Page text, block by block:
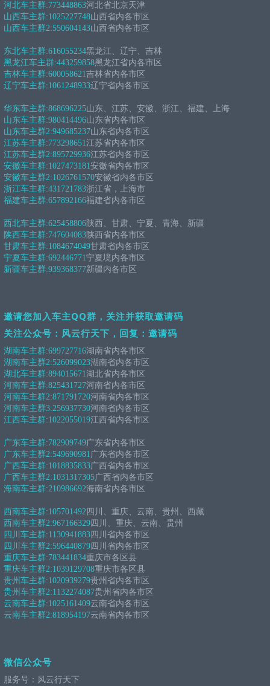
河北车主群:773448863河北省北京天津
山西车主群:1025227748山西省内各市区
山西车主群2:550604143山西省内各市区
东北车主群:616055234黑龙江、辽宁、吉林
黑龙江车主群:443259858黑龙江省内各市区
吉林车主群:600058621吉林省内各市区
辽宁车主群:1061248933辽宁省内各市区
华东车主群:868696225山东、江苏、安徽、浙江、福建、上海
山东车主群:980414496山东省内各市区
山东车主群2:949685237山东省内各市区
江苏车主群:773298651江苏省内各市区
江苏车主群2:895729936江苏省内各市区
安徽车主群:1027473181安徽省内各市区
安徽车主群2:1026761570安徽省内各市区
浙江车主群:431721783浙江省，上海市
福建车主群:657892166福建省内各市区
西北车主群:625458806陕西、甘肃、宁夏、青海、新疆
陕西车主群:747604083陕西省内各市区
甘肃车主群:1084674049甘肃省内各市区
宁夏车主群:692446771宁夏境内各市区
新疆车主群:939368377新疆内各市区
邀请您加入车主QQ群，关注并获取邀请码
关注公众号：风云行天下，回复：邀请码
湖南车主群:699727716湖南省内各市区
湖南车主群2:526099023湖南省内各市区
湖北车主群:894015671湖北省内各市区
河南车主群:825431727河南省内各市区
河南车主群2:871791720河南省内各市区
河南车主群3:256937730河南省内各市区
江西车主群:1022055019江西省内各市区
广东车主群:782909749广东省内各市区
广东车主群2:549690981广东省内各市区
广西车主群:1018835833广西省内各市区
广西车主群2:1031317305广西省内各市区
海南车主群:210986692海南省内各市区
西南车主群:105701492 四川、重庆、云南、贵州、西藏
西南车主群2:967166329 四川、重庆、云南、贵州
四川车主群:1130941883 四川省内各市区
四川车主群2:596440879 四川省内各市区
重庆车主群:783441834重庆市各区县
重庆车主群2:1039129708重庆市各区县
贵州车主群:1020939279贵州省内各市区
贵州车主群2:1132274087贵州省内各市区
云南车主群:1025161409云南省内各市区
云南车主群2:818954197云南省内各市区
微信公众号
服务号：风云行天下